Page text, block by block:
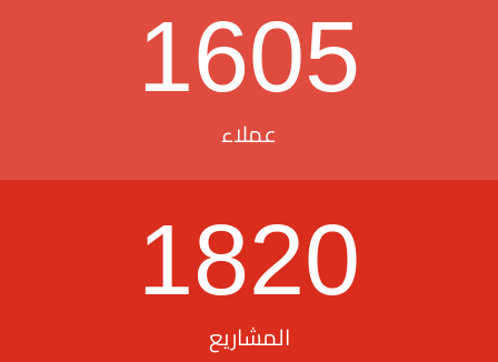
1605
عملاء
1820
المشاريع